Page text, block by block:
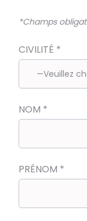
*Champs
CIVILITÉ *
NOM *
PRÉNOM *